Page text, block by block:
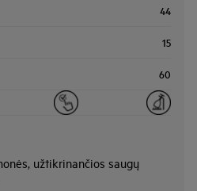
44
15
60
užtikrinančios saugų